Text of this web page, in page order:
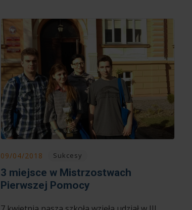
09/04/2018 Sukcesy
3 miejsce w Mistrzostwach
Pierwszej Pomocy